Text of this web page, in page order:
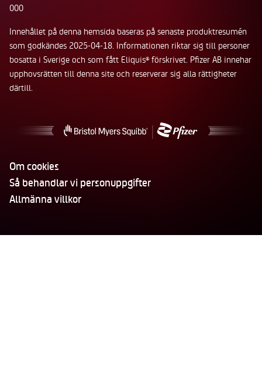
000
Innehållet på denna hemsida baseras på senaste produktresumén
som godkändes 2025-04-18. Informationen riktar sig till personer
bosatta i Sverige och som fått Eliquis® förskrivet. Pfizer AB innehar
upphovsrätten till denna site och reserverar sig alla rättigheter
därtill.
Om cookies
Så behandlar vi personuppgifter
Allmänna villkor